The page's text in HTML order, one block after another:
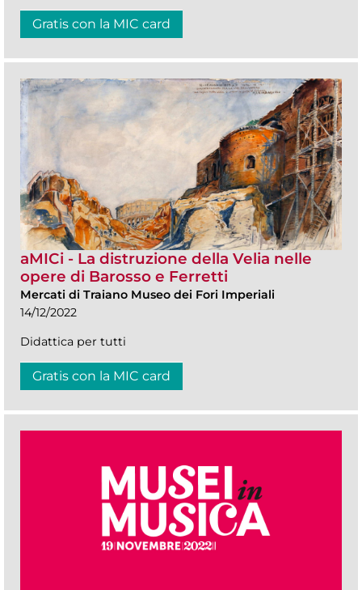
Gratis con la MIC card
aMICi - La distruzione della Velia nelle
opere di Barosso e Ferretti
Mercati di Traiano Museo dei Fori Imperiali
14/12/2022
Didattica per tutti
Gratis con la MIC card